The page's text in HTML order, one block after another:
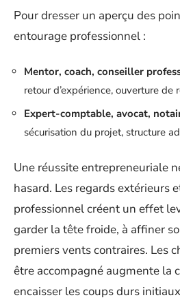
Pour dresser un aperçu des
entourage professionnel :
Mentor, coach, conseiller
retour d’expérience, ouverture de
Expert-comptable, avocat,
sécurisation du projet, structure
Une réussite entrepreneuriale
hasard. Les regards extérieurs
professionnel créent un effet
garder la tête froide, à affiner
premiers vents contraires. Les
être accompagné augmente la
encaisser les coups durs